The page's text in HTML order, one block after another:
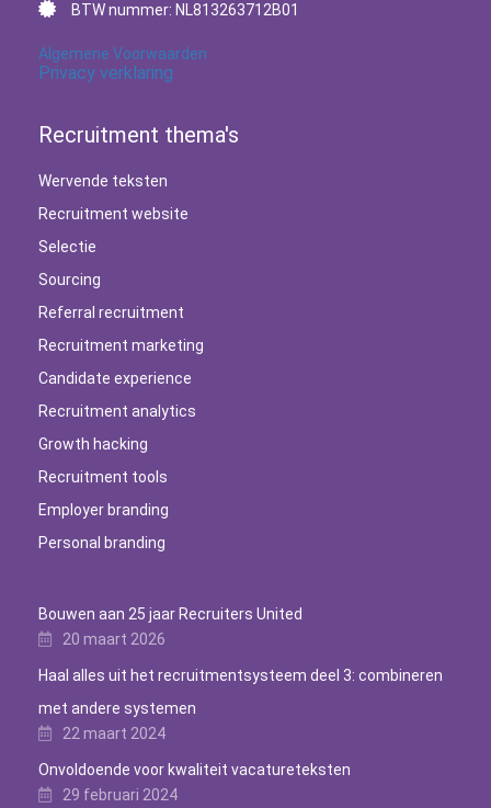
BTW nummer: NL813263712B01
Algemene Voorwaarden
Privacy verklaring
Recruitment thema's
Wervende teksten
Recruitment website
Selectie
Sourcing
Referral recruitment
Recruitment marketing
Candidate experience
Recruitment analytics
Growth hacking
Recruitment tools
Employer branding
Personal branding
Bouwen aan 25 jaar Recruiters United
20 maart 2026
Haal alles uit het recruitmentsysteem deel 3: combineren
met andere systemen
22 maart 2024
Onvoldoende voor kwaliteit vacatureteksten
29 februari 2024